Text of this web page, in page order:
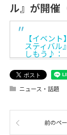
ル』が開催
【イベン
スティバル
しもう♪：
ニュース・話題
前のペ